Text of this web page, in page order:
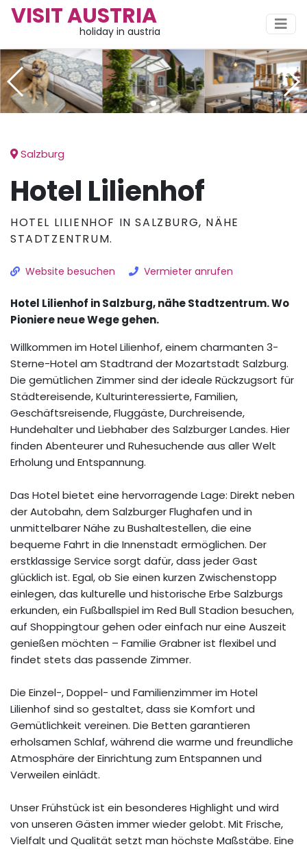
VISIT AUSTRIA
holiday in austria
Salzburg
Hotel Lilienhof
HOTEL LILIENHOF IN SALZBURG, NÄHE
STADTZENTRUM.
Website besuchen Vermieter anrufen
Hotel Lilienhof in Salzburg, nähe Stadtzentrum. Wo
Pioniere neue Wege gehen.
Willkommen im Hotel Lilienhof, einem charmanten 3-
Sterne-Hotel am Stadtrand der Mozartstadt Salzburg.
Die gemütlichen Zimmer sind der ideale Rückzugsort für
Städtereisende, Kulturinteressierte, Familien,
Geschäftsreisende, Fluggäste, Durchreisende,
Hundehalter und Liebhaber des Salzburger Landes. Hier
finden Abenteurer und Ruhesuchende aus aller Welt
Erholung und Entspannung.
Das Hotel bietet eine hervorragende Lage: Direkt neben
der Autobahn, dem Salzburger Flughafen und in
unmittelbarer Nähe zu Bushaltestellen, die eine
bequeme Fahrt in die Innenstadt ermöglichen. Der
erstklassige Service sorgt dafür, dass jeder Gast
glücklich ist. Egal, ob Sie einen kurzen Zwischenstopp
einlegen, das kulturelle und historische Erbe Salzburgs
erkunden, ein Fußballspiel im Red Bull Stadion besuchen,
auf Shoppingtour gehen oder einfach nur eine Auszeit
genießen möchten – Familie Grabner ist flexibel und
findet stets das passende Zimmer.
Die Einzel-, Doppel- und Familienzimmer im Hotel
Lilienhof sind so gestaltet, dass sie Komfort und
Gemütlichkeit vereinen. Die Betten garantieren
erholsamen Schlaf, während die warme und freundliche
Atmosphäre der Einrichtung zum Entspannen und
Verweilen einlädt.
Unser Frühstück ist ein besonderes Highlight und wird
von unseren Gästen immer wieder gelobt. Mit Frische,
Vielfalt und Qualität setzt man höchste Maßstäbe. Eine